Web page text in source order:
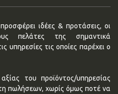
ιδέες & προτάσεις, οι
πελάτες της σημαντικά
υπηρεσίες τις οποίες παρέχει ο
του προϊόντος/υπηρεσίας
πωλήσεων, χωρίς όμως ποτέ να